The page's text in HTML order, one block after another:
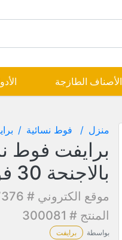
الأصناف الطازجة
منزل فوط نسائية
برايفت فوط
بالاجنحة 30 فوطة
موقع الكتروني # 37376
المنتج # 300081
بواسطة برايفت